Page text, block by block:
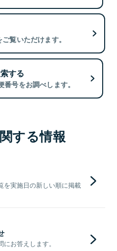
覧いただけます。
する
号をお調べします。
する情報
を実施日の新しい順に掲載
お答えします。